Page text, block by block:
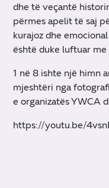
dhe të veçantë
përmes apelit të saj
kurajoz dhe
është duke luftuar
1 në 8 ishte një himn
mjeshtëri nga
e organizatës YWCA
https://youtu.be/